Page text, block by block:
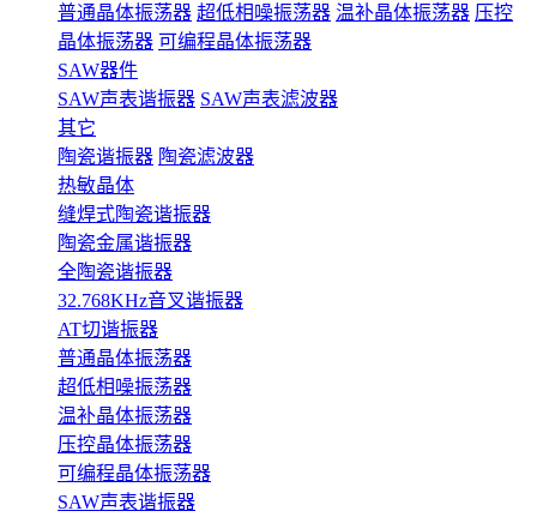
普通晶体振荡器 超低相噪振荡器 温补晶体振荡器 压控
晶体振荡器 可编程晶体振荡器
SAW器件
SAW声表谐振器 SAW声表滤波器
其它
陶瓷谐振器 陶瓷滤波器
热敏晶体
缝焊式陶瓷谐振器
陶瓷金属谐振器
全陶瓷谐振器
32.768KHz音叉谐振器
AT切谐振器
普通晶体振荡器
超低相噪振荡器
温补晶体振荡器
压控晶体振荡器
可编程晶体振荡器
SAW声表谐振器